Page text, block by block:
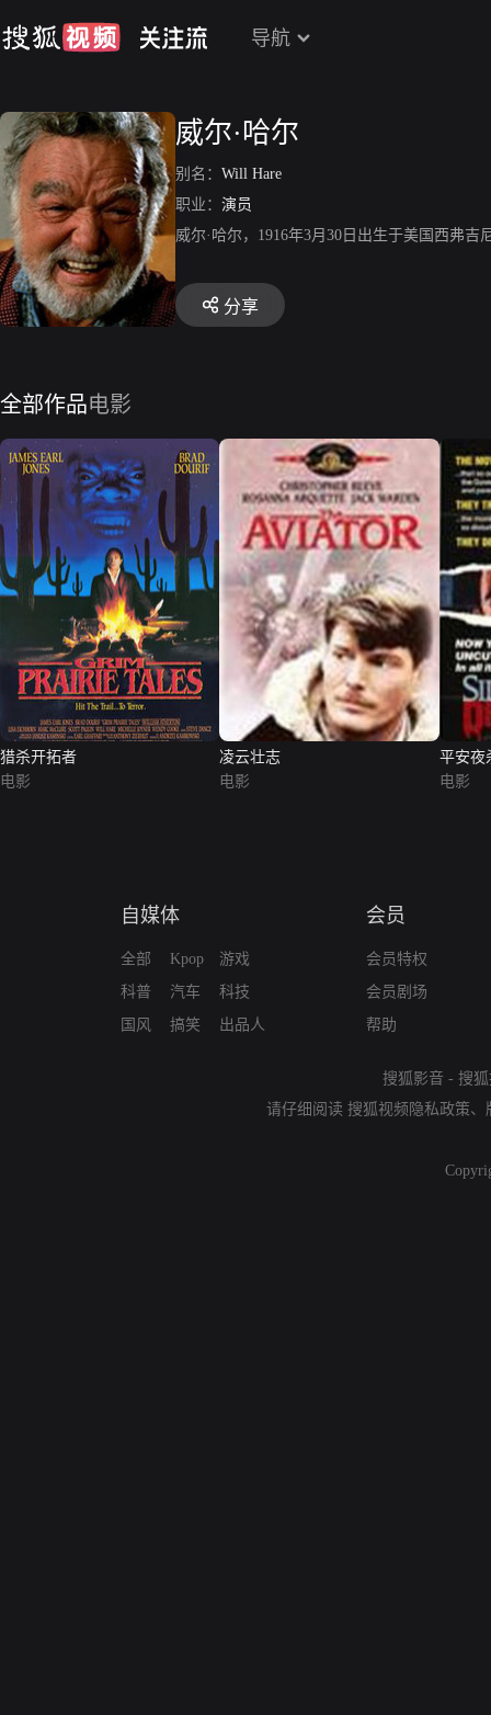
导航
威尔·哈尔
别名： Will Hare
职业： 演员
威尔·哈尔，1916年3月30日出生于美国西弗
分享
全部作品电影
猎杀开拓者
电影
凌云壮志
电影
平安夜
电影
自媒体
全部
科普
国风
Kpop
汽车
搞笑
游戏
科技
出品人
会员
会员特权
会员剧场
帮助
搜狐影音 - 搜
请仔细阅读 搜狐视频隐私政策、